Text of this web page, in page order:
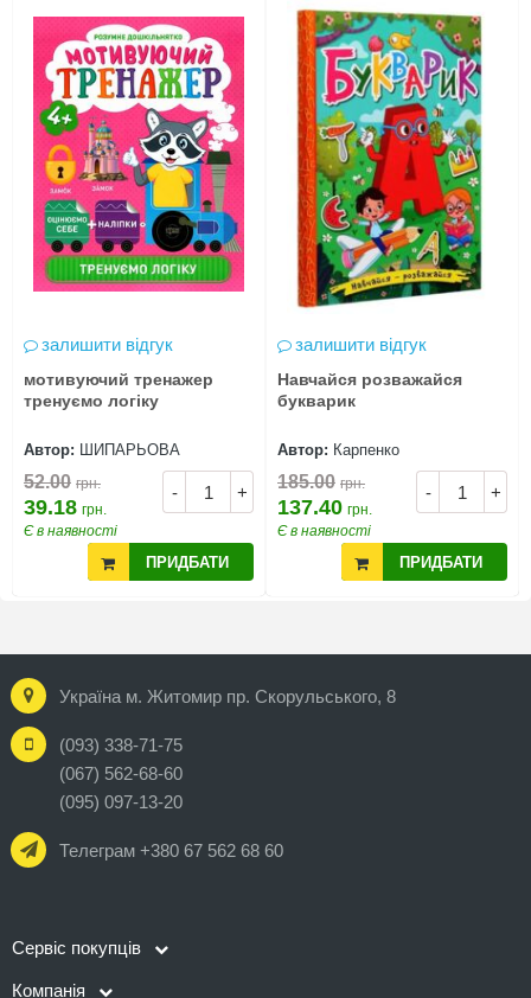
залишити відгук
мотивуючий тренажер
тренуємо логіку
Автор: ШИПАРЬОВА
- +
52.00 грн.
39.18 грн.
Є в наявності
ПРИДБАТИ
залишити відгук
Навчайся розважайся
букварик
Автор: Карпенко
- +
185.00 грн.
137.40 грн.
Є в наявності
ПРИДБАТИ
Україна м. Житомир пр. Скорульського, 8
(093) 338-71-75
(067) 562-68-60
(095) 097-13-20
Телеграм +380 67 562 68 60
Сервіс покупців
Компанія